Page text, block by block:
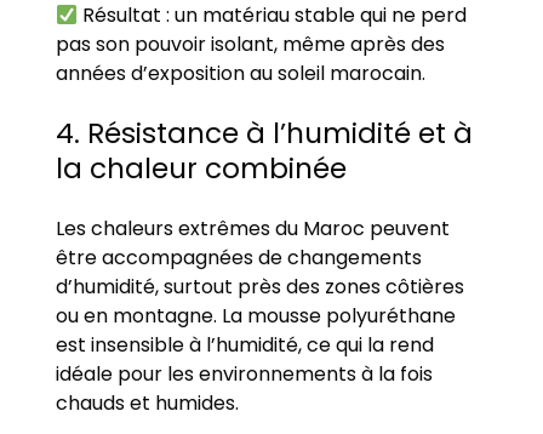
Résultat : un matériau stable qui ne perd
pas son pouvoir isolant, même après des
années d’exposition au soleil marocain.
4. Résistance à l’humidité et à
la chaleur combinée
Les chaleurs extrêmes du Maroc peuvent
être accompagnées de changements
d’humidité, surtout près des zones côtières
ou en montagne. La mousse polyuréthane
est insensible à l’humidité, ce qui la rend
idéale pour les environnements à la fois
chauds et humides.